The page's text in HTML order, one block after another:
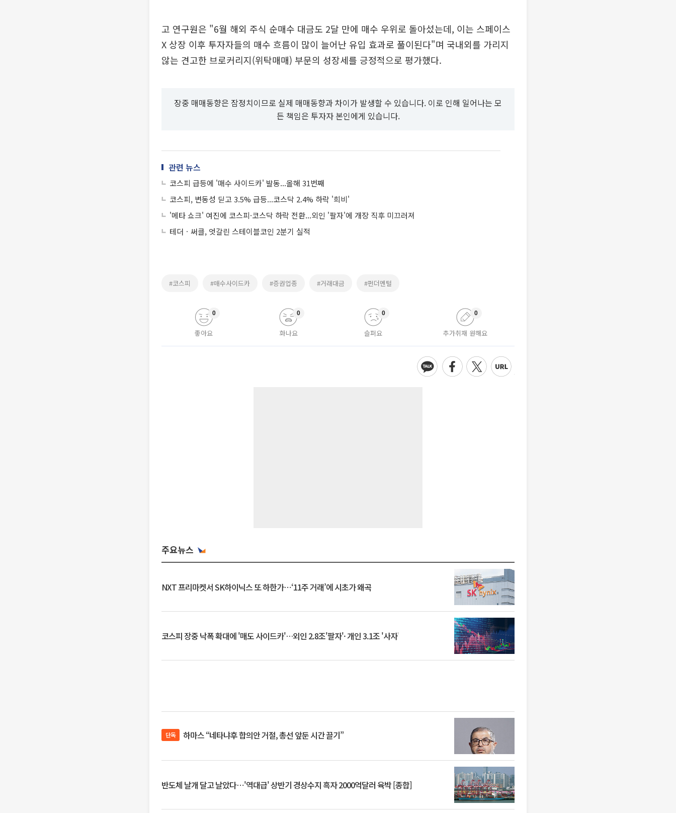
고 연구원은 "6월 해외 주식 순매수 대금도 2달 만에 매수 우위로 돌아섰는데, 이는 스페이스
X 상장 이후 투자자들의 매수 흐름이 많이 늘어난 유입 효과로 풀이된다"며 국내외를 가리지
않는 견고한 브로커리지(위탁매매) 부문의 성장세를 긍정적으로 평가했다.
장중 매매동향은 잠정치이므로 실제 매매동향과 차이가 발생할 수 있습니다. 이로 인해 일어나는 모
든 책임은 투자자 본인에게 있습니다.
관련 뉴스
코스피 급등에 '매수 사이드카' 발동...올해 31번째
코스피, 변동성 딛고 3.5% 급등...코스닥 2.4% 하락 '희비'
'메타 쇼크' 여진에 코스피·코스닥 하락 전환...외인 '팔자'에 개장 직후 미끄러져
테더ㆍ써클, 엇갈린 스테이블코인 2분기 실적
#코스피 #매수사이드카 #증권업종 #거래대금 #펀더멘털
좋아요
0
화나요
0
슬퍼요
0
추가취재 원해요
0
주요뉴스
NXT 프리마켓서 SK하이닉스 또 하한가⋯‘11주 거래’에 시초가 왜곡
코스피 장중 낙폭 확대에 '매도 사이드카'…외인 2.8조'팔자'· 개인 3.1조 '사자'
단독 하마스 “네타냐후 합의안 거절, 총선 앞둔 시간 끌기”
반도체 날개 달고 날았다⋯'역대급' 상반기 경상수지 흑자 2000억달러 육박 [종합]